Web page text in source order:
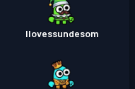
Ilovessundesom